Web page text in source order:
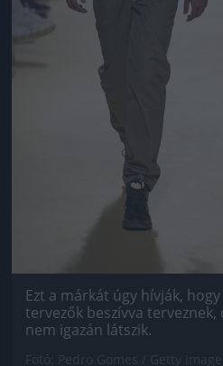
Ezt a márkát úgy hívják,
tervezők beszívva
nem igazán látszik.